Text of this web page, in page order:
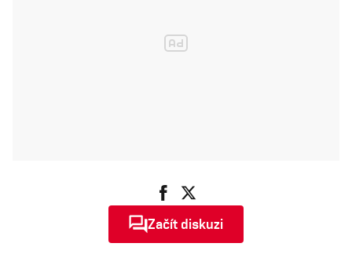
Začít diskuzi